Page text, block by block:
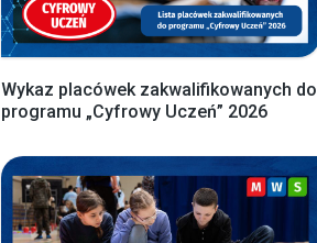
Wykaz placówek zakwalifikowanych do
programu „Cyfrowy Uczeń” 2026